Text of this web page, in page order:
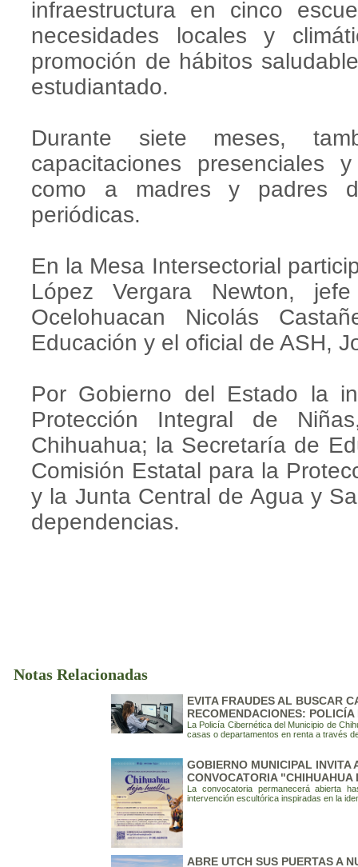
infraestructura en cinco
necesidades locales y
promoción de hábitos
estudiantado.
Durante siete meses,
capacitaciones presenciales
como a madres y padres
periódicas.
En la Mesa Intersectorial
López Vergara Newton,
Ocelohuacan Nicolás
Educación y el oficial de ASH,
Por Gobierno del Estado la
Protección Integral de
Chihuahua; la Secretaría de
Comisión Estatal para la
y la Junta Central de Agua y
dependencias.
Notas Relacionadas
EVITA FRAUDES AL BUSCAR
RECOMENDACIONES: POLICÍA
La Policía Cibernética del Municipio de
casas o departamentos en renta a través
GOBIERNO MUNICIPAL INVITA
CONVOCATORIA
La convocatoria permanecerá abierta
intervención escultórica inspiradas en la
ABRE UTCH SUS PUERTAS A